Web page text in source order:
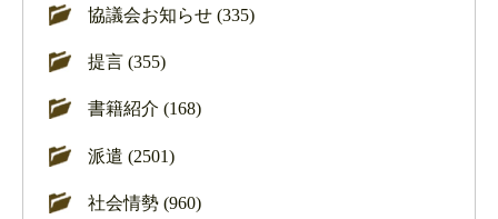
協議会お知らせ (335)
提言 (355)
書籍紹介 (168)
派遣 (2501)
社会情勢 (960)